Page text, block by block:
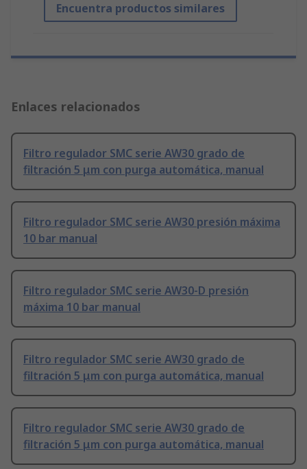
Encuentra productos similares
Enlaces relacionados
Filtro regulador SMC serie AW30 grado de
filtración 5 μm con purga automática, manual
Filtro regulador SMC serie AW30 presión máxima
10 bar manual
Filtro regulador SMC serie AW30-D presión
máxima 10 bar manual
Filtro regulador SMC serie AW30 grado de
filtración 5 μm con purga automática, manual
Filtro regulador SMC serie AW30 grado de
filtración 5 μm con purga automática, manual